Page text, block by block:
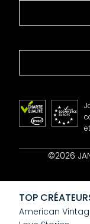
Contact
CGV
Cookies
©2026
TOP
American